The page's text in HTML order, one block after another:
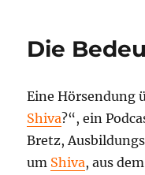
Die
Eine Hörsendung
Shiva?“, ein
Bretz,
um Shiva, aus